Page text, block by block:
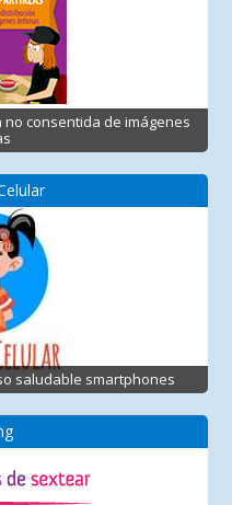
consentida de imágenes
saludable smartphones